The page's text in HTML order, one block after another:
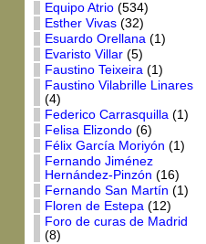
Equipo Atrio(534)
Esther Vivas(32)
Esuardo Orellana(1)
Evaristo Villar(5)
Faustino Teixeira(1)
Faustino Vilabrille Linares
(4)
Federico Carrasquilla(1)
Felisa Elizondo(6)
Félix García Moriyón (1)
Fernando Jiménez
Hernández-Pinzón (16)
Fernando San Martín (1)
Floren de Estepa(12)
Foro de curas de Madrid
(8)